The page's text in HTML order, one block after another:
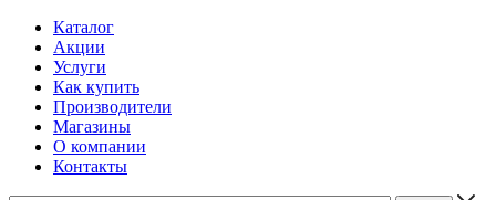
Каталог
Акции
Услуги
Как купить
Производители
Магазины
О компании
Контакты